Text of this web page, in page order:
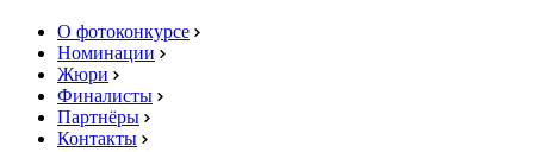
О фотоконкурсе
Номинации
Жюри
Финалисты
Партнёры
Контакты